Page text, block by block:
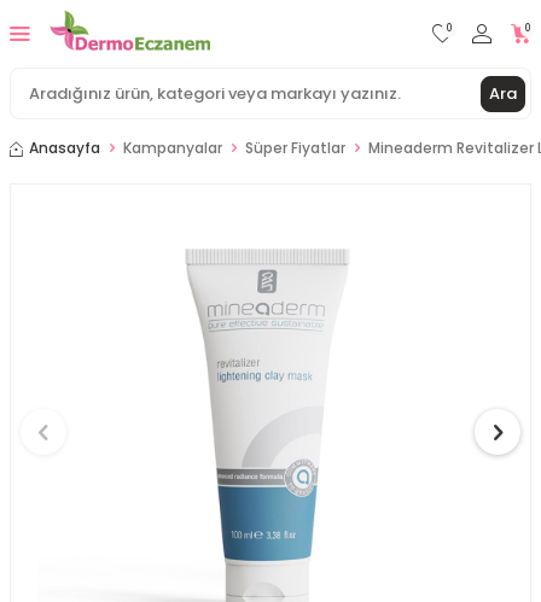
Ara
0 0
Anasayfa Kampanyalar Süper Fiyatlar Mineaderm Revitalizer